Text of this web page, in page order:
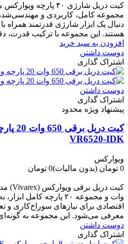
مجموعه کامل، کاربردی و
دنبال یک ابزار شارژی قدرتمند همراه
هستند. این مجموعه با ترکیب قدرت،
افزودن به سبد خرید
دوست داشتن
اشتراک گذاری
دوست داشتن
اشتراک گذاری
پیشنهاد ویژه محدود
کیت
VR6520-IDK
ویوارکس
0 تومان
(بدون مالیات)0 تومان
وات و مجموعه ۲۰ پارچه
اقتصادی برای نیازهای سوراخ‌کاری و
معرفی می‌شود. این مجموعه به
دوست داشتن
اشتراک گذاری